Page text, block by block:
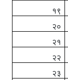
१९
२०
२१
२२
२३